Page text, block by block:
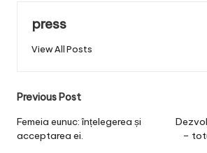
press
View All Posts
Post
navigation
Previous Post
Femeia eunuc: înțelegerea și
acceptarea ei.
–